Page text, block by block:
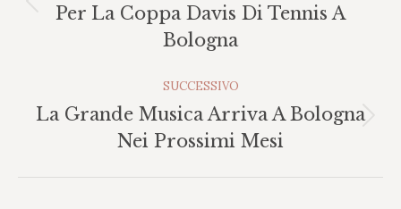
Post
precedente:
Per La Coppa Davis Di Tennis A
Bologna
SUCCESSIVO
Prossimo
post:
La Grande Musica Arriva A Bologna
Nei Prossimi Mesi